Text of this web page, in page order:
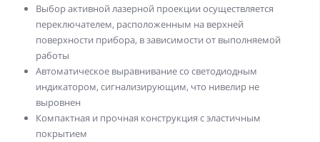
Выбор активной лазерной проекции осуществляется
переключателем, расположенным на верхней
поверхности прибора, в зависимости от выполняемой
работы
Автоматическое выравнивание со светодиодным
индикатором, сигнализирующим, что нивелир не
выровнен
Компактная и прочная конструкция с эластичным
покрытием